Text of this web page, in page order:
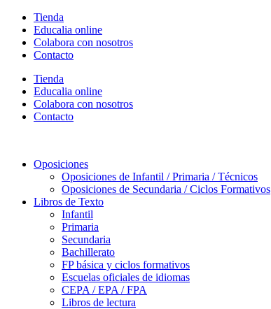
contenido
Tienda
Educalia online
Colabora con nosotros
Contacto
Tienda
Educalia online
Colabora con nosotros
Contacto
Oposiciones
Oposiciones de Infantil / Primaria / Técnicos
Oposiciones de Secundaria / Ciclos Formativos
Libros de Texto
Infantil
Primaria
Secundaria
Bachillerato
FP básica y ciclos formativos
Escuelas oficiales de idiomas
CEPA / EPA / FPA
Libros de lectura